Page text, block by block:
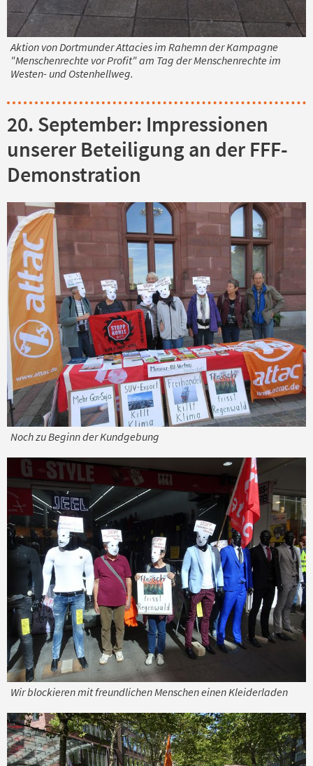
Aktion von Dortmunder Attacies im Rahemn der Kampagne
"Menschenrechte vor Profit" am Tag der Menschenrechte im
Westen- und Ostenhellweg.
20. September: Impressionen
unserer Beteiligung an der FFF-
Demonstration
Noch zu Beginn der Kundgebung
Wir blockieren mit freundlichen Menschen einen Kleiderladen